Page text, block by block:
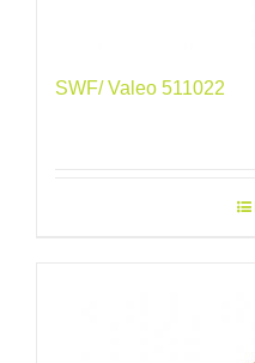
SWF/ Valeo 511022